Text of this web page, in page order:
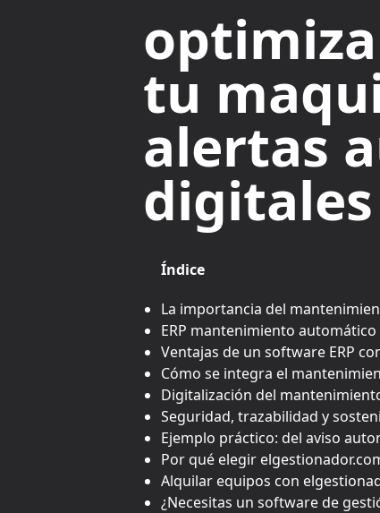
tu
alertas
digitales
Índice
La importancia del
ERP mantenimiento
Ventajas de un software ERP
Cómo se integra el
Digitalización del
Seguridad, trazabilidad y
Ejemplo práctico: del aviso
Por qué elegir
Alquilar equipos con
¿Necesitas un software de